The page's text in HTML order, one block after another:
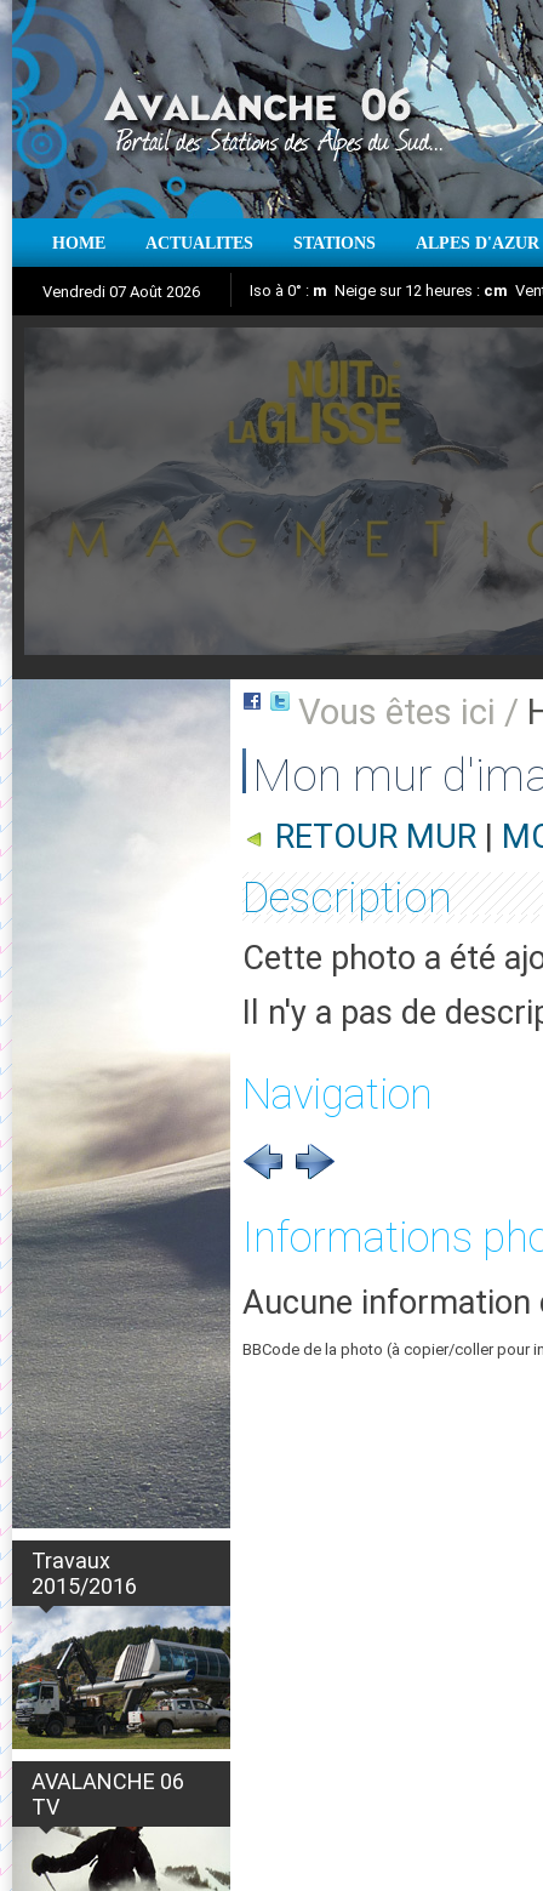
HOME ACTUALITES STATIONS ALPES D'AZUR
Vendredi 07 Août 2026
Aujourd'hui : T° Min :
Iso à 0° : m Neige sur 12 heures : cm
Suivez en direct l'actualité des stations
Nuit de la Glisse 2018
Travaux
2015/2016
AVALANCHE 06
TV
Vous êtes ici /
Mon mur
RETOUR MUR |
Description
Cette photo a été
Il n'y a pas de
Navigation
Informations
Aucune information
BBCode de la photo (à copier/coller pour